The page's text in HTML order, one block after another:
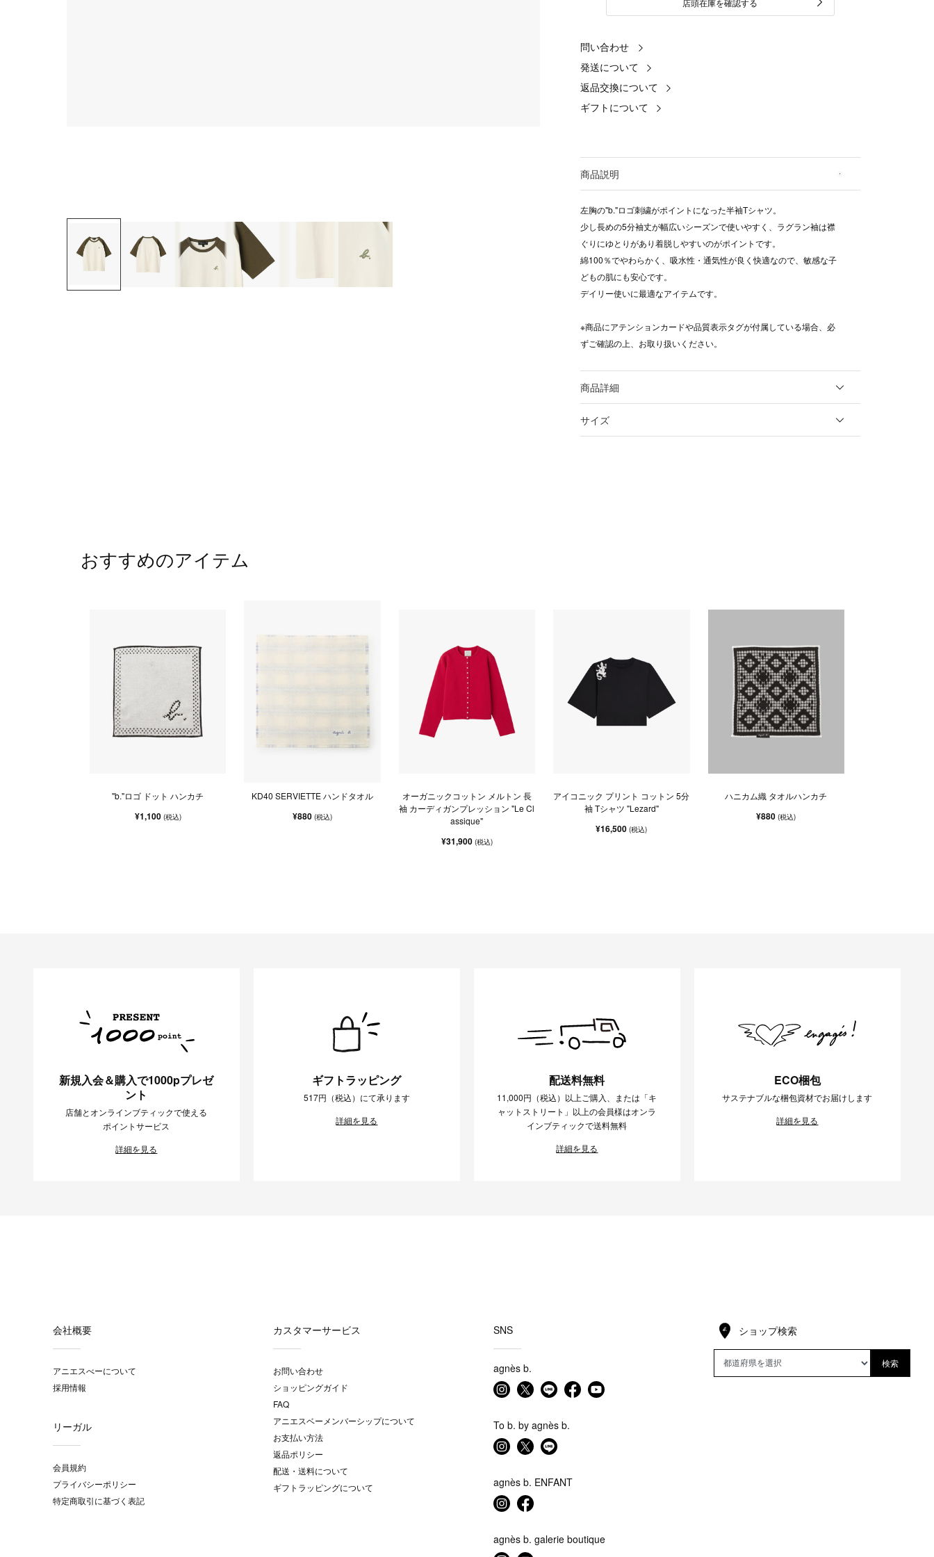
店頭在庫を確認する
問い合わせ
発送について
返品交換について
ギフトについて
商品説明
左胸の"b."ロゴ刺繍がポイントになった半袖Tシャツ。
少し長めの5分袖丈が幅広いシーズンで使いやすく、ラグラン袖は襟
ぐりにゆとりがあり着脱しやすいのがポイントです。
綿100％でやわらかく、吸水性・通気性が良く快適なので、敏感な子
どもの肌にも安心です。
デイリー使いに最適なアイテムです。
※商品にアテンションカードや品質表示タグが付属している場合、必
ずご確認の上、お取り扱いください。
商品詳細
サイズ
おすすめのアイテム
"b."ロゴ ドット ハンカチ
¥1,100 (税込)
KD40 SERVIETTE ハンドタオル
¥880(税込)
オーガニックコットン メルトン 長
袖 カーディガンプレッション "Le Cl
assique"
¥31,900 (税込)
アイコニック プリント コットン 5分
袖 Tシャツ "Lezard"
¥16,500(税込)
ハニカム織 タオルハンカチ
¥880(税込)
新規入会＆購入で1000pプレゼ
ント
店舗とオンラインブティックで使える
ポイントサービス
詳細を見る
ギフトラッピング
517円（税込）にて承ります
詳細を見る
配送料無料
11,000円（税込）以上ご購入、または「キ
ャットストリート」以上の会員様はオンラ
インブティックで送料無料
詳細を見る
ECO梱包
サステナブルな梱包資材でお届けします
詳細を見る
会社概要
アニエスべーについて
採用情報
リーガル
会員規約
プライバシーポリシー
特定商取引に基づく表記
カスタマーサービス
お問い合わせ
ショッピングガイド
FAQ
アニエスベーメンバーシップについて
お支払い方法
返品ポリシー
配送・送料について
ギフトラッピングについて
SNS
agnès b.
To b. by agnès b.
agnès b. ENFANT
agnès b. galerie boutique
ショップ検索
検索